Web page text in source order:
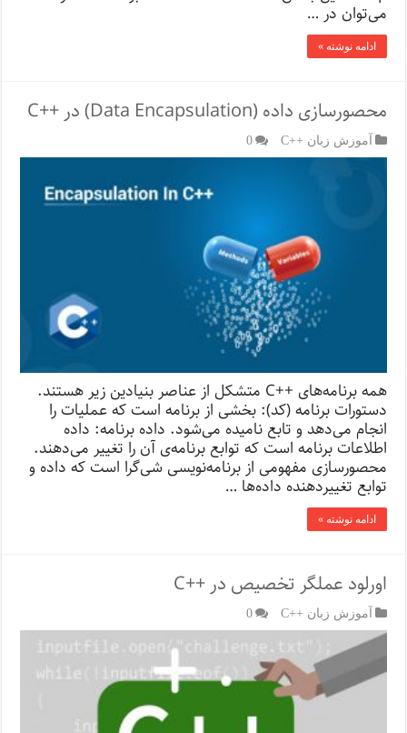
می‌توان در …
ادامه نوشته »
محصورسازی داده (Data Encapsulation) در ++C
آموزش زبان ++C 0
همه برنامه‌های ++C متشکل از عناصر بنیادین زیر هستند.
دستورات برنامه (کد): بخشی از برنامه است که عملیات را
انجام می‌دهد و تابع نامیده می‌شود. داده برنامه: داده
اطلاعات برنامه است که توابع برنامه‌ی آن را تغییر می‌دهند.
محصورسازی مفهومی ‌از برنامه‌نویسی شی‌گرا است که داده و
توابع تغییردهنده داده‌ها …
ادامه نوشته »
اورلود عملگر تخصیص در ++C
آموزش زبان ++C 0